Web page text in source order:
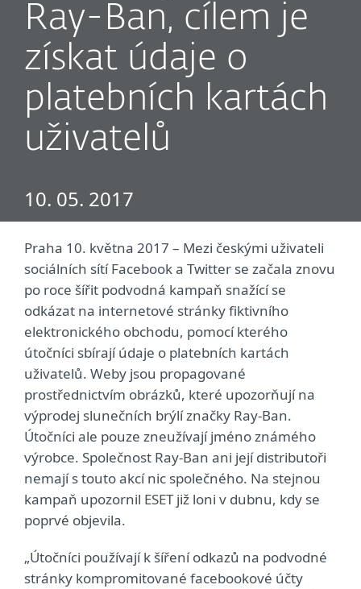
Ray-Ban, cílem je
získat údaje o
platebních kartách
uživatelů
10. 05. 2017
Praha 10. května 2017 – Mezi českými uživateli
sociálních sítí Facebook a Twitter se začala znovu
po roce šířit podvodná kampaň snažící se
odkázat na internetové stránky fiktivního
elektronického obchodu, pomocí kterého
útočníci sbírají údaje o platebních kartách
uživatelů. Weby jsou propagované
prostřednictvím obrázků, které upozorňují na
výprodej slunečních brýlí značky Ray-Ban.
Útočníci ale pouze zneužívají jméno známého
výrobce. Společnost Ray-Ban ani její distributoři
nemají s touto akcí nic společného. Na stejnou
kampaň upozornil ESET již loni v dubnu, kdy se
poprvé objevila.
„Útočníci používají k šíření odkazů na podvodné
stránky kompromitované facebookové účty